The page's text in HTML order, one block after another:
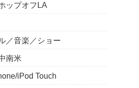
ップオフLA
／音楽／ショー
南米
iPod Touch